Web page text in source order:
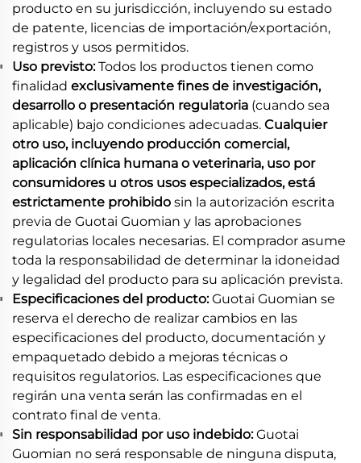
producto en su jurisdicción, incluyendo su estado
de patente, licencias de importación/exportación,
registros y usos permitidos.
Uso previsto:Todos los productos tienen como
finalidad exclusivamente fines de investigación,
desarrollo o presentación regulatoria (cuando sea
aplicable) bajo condiciones adecuadas. Cualquier
otro uso, incluyendo producción comercial,
aplicación clínica humana o veterinaria, uso por
consumidores u otros usos especializados, está
estrictamente prohibido sin la autorización escrita
previa de Guotai Guomian y las aprobaciones
regulatorias locales necesarias. El comprador asume
toda la responsabilidad de determinar la idoneidad
y legalidad del producto para su aplicación prevista.
Especificaciones del producto:Guotai Guomian se
reserva el derecho de realizar cambios en las
especificaciones del producto, documentación y
empaquetado debido a mejoras técnicas o
requisitos regulatorios. Las especificaciones que
regirán una venta serán las confirmadas en el
contrato final de venta.
Sin responsabilidad por uso indebido:Guotai
Guomian no será responsable de ninguna disputa,